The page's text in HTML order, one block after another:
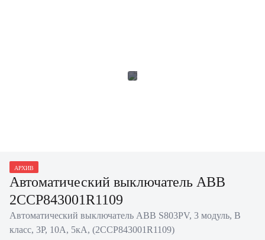
АРХИВ
Автоматический выключатель ABB
2CCP843001R1109
Автоматический выключатель ABB S803PV, 3 модуль, B
класс, 3P, 10А, 5кА, (2CCP843001R1109)